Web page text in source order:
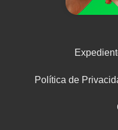
Política de